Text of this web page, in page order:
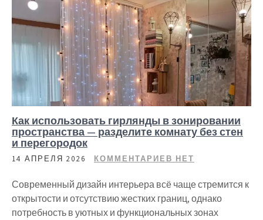
Как использовать гирлянды в зонировании
пространства — разделите комнату без стен
и перегородок
14 АПРЕЛЯ 2026 КОММЕНТАРИЕВ НЕТ
Современный дизайн интерьера всё чаще стремится к
открытости и отсутствию жестких границ, однако
потребность в уютных и функциональных зонах